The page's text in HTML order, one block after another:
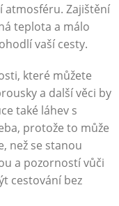
atmosféru. Zajištění
teplota a málo
vaší cesty.
které můžete
a další věci by
také láhev s
protože to může
než se stanou
a pozorností vůči
cestování bez